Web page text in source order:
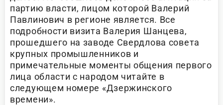
партию власти, лицом которой Валерий
Павлинович в регионе является. Все
подробности визита Валерия Шанцева,
прошедшего на заводе Свердлова совета
крупных промышленников и
примечательные моменты общения первого
лица области с народом читайте в
следующем номере «Дзержинского
времени».